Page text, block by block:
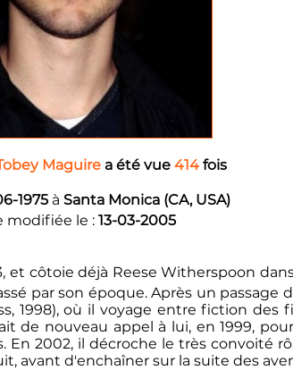
Maguirea été vue 414fois
1975 à Santa Monica (CA, USA)
modifiée le : 13-03-2005
côtoie déjà Reese Witherspoon
par son époque. Après un passage
1998), où il voyage entre fiction
nouveau appel à lui, en 1999,
2002, il décroche le très convoité
avant d'enchaîner sur la suite des